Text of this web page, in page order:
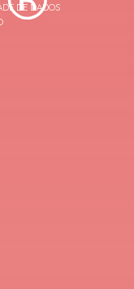
DE DADOS